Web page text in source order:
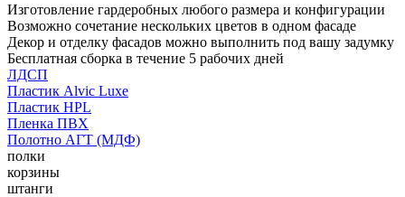
Изготовление гардеробных любого размера и конфигурации
Возможно сочетание нескольких цветов в одном фасаде
Декор и отделку фасадов можно выполнить под вашу задумку
Бесплатная сборка в течение 5 рабочих дней
ЛДСП
Пластик Alvic Luxe
Пластик HPL
Пленка ПВХ
Полотно АГТ (МДФ)
полки
корзины
штанги